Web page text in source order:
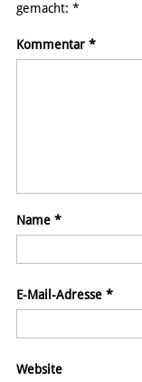
gemacht: *
Kommentar *
Name *
E-Mail-Adresse *
Website